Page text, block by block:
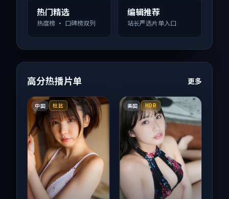
热门精选
热度榜 · 口碑榜双列
编辑推荐
站长严选片单入口
高分热播片单 更多
中国 杜比 美国 HDR